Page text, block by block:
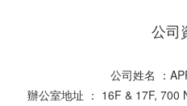
公司
公司姓名 ：
辦公室地址 ： 16F & 17F, 700